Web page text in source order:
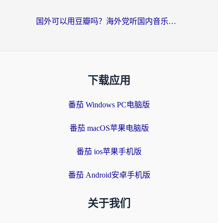
国外可以用豆瓣吗？海外党听国内音乐听书的实用指南
下载应用
番茄 Windows PC电脑版
番茄 macOS苹果电脑版
番茄 ios苹果手机版
番茄 Android安卓手机版
关于我们